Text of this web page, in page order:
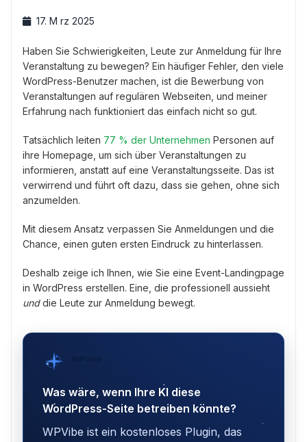
17. M rz 2025
Haben Sie Schwierigkeiten, Leute zur Anmeldung für Ihre
Veranstaltung zu bewegen? Ein häufiger Fehler, den viele
WordPress-Benutzer machen, ist die Bewerbung von
Veranstaltungen auf regulären Webseiten, und meiner
Erfahrung nach funktioniert das einfach nicht so gut.
Tatsächlich leiten 77 % der Unternehmen Personen auf
ihre Homepage, um sich über Veranstaltungen zu
informieren, anstatt auf eine Veranstaltungsseite. Das ist
verwirrend und führt oft dazu, dass sie gehen, ohne sich
anzumelden.
Mit diesem Ansatz verpassen Sie Anmeldungen und die
Chance, einen guten ersten Eindruck zu hinterlassen.
Deshalb zeige ich Ihnen, wie Sie eine Event-Landingpage
in WordPress erstellen. Eine, die professionell aussieht
unddie Leute zur Anmeldung bewegt.
WPVibe
Was wäre, wenn Ihre KI diese
WordPress-Seite betreiben könnte?
WPVibe ist ein kostenloses Plugin, das